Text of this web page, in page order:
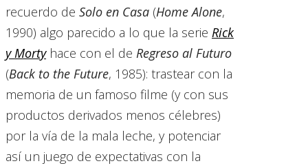
recuerdo de Solo en Casa (Home Alone,
1990) algo parecido a lo que la serie Rick
y Mortyhace con el de Regreso al Futuro
(Back to the Future, 1985): trastear con la
memoria de un famoso filme (y con sus
productos derivados menos célebres)
por la vía de la mala leche, y potenciar
así un juego de expectativas con la